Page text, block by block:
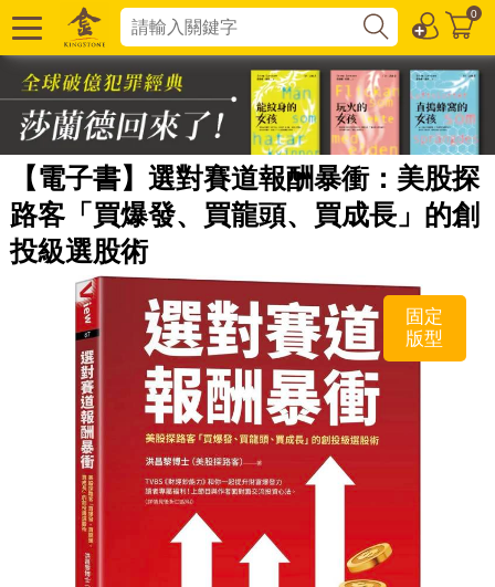
0
【電子書】選對賽道報酬暴衝：美股探
路客「買爆發、買龍頭、買成長」的創
投級選股術
固定
版型